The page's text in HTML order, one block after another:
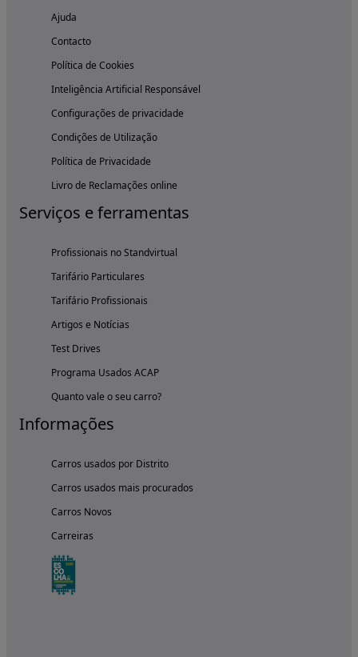
Ajuda
Contacto
Política de Cookies
Inteligência Artificial Responsável
Configurações de privacidade
Condições de Utilização
Política de Privacidade
Livro de Reclamações online
Serviços e ferramentas
Profissionais no Standvirtual
Tarifário Particulares
Tarifário Profissionais
Artigos e Notícias
Test Drives
Programa Usados ACAP
Quanto vale o seu carro?
Informações
Carros usados por Distrito
Carros usados mais procurados
Carros Novos
Carreiras